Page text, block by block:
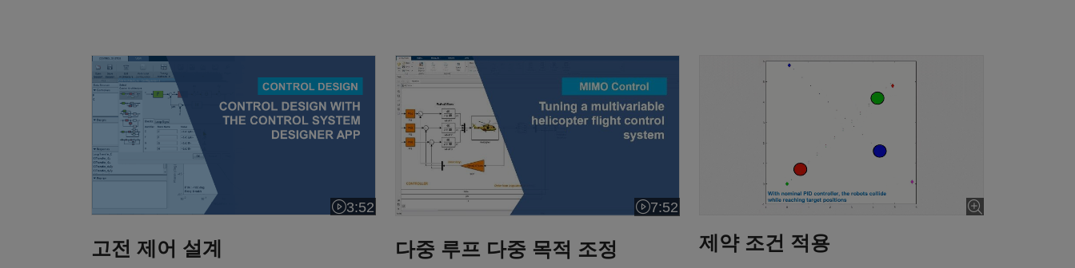
제어 시스템 디자이너 앱을 사용한 제어 시스템 설계
3:52
비디오 길이: 3:52
고전 제어 설계
헬리콥터 비행 제어 시스템의 자동 조정
7:52
비디오 길이: 7:52
다중 루프 다중 목적 조정 제약 조건 적용